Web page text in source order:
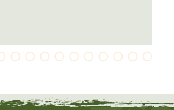
3.000g